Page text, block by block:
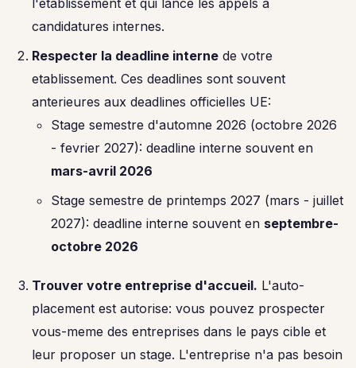
l'etablissement et qui lance les appels a
candidatures internes.
Respecter la deadline interne de votre
etablissement. Ces deadlines sont souvent
anterieures aux deadlines officielles UE:
Stage semestre d'automne 2026 (octobre 2026
- fevrier 2027): deadline interne souvent en
mars-avril 2026
Stage semestre de printemps 2027 (mars - juillet
2027): deadline interne souvent en septembre-
octobre 2026
Trouver votre entreprise d'accueil. L'auto-
placement est autorise: vous pouvez prospecter
vous-meme des entreprises dans le pays cible et
leur proposer un stage. L'entreprise n'a pas besoin